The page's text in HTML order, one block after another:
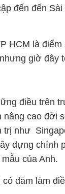
đến đến
HCM là
giờ đây
điều trên
cao đời
trị như
dựng chính
của Anh.
dám làm